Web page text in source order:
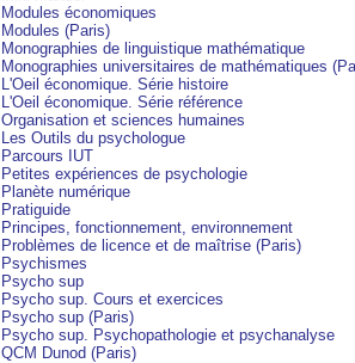
Modules économiques
Modules (Paris)
Monographies de linguistique mathématique
Monographies universitaires de mathématiques
L'Oeil économique. Série histoire
L'Oeil économique. Série référence
Organisation et sciences humaines
Les Outils du psychologue
Parcours IUT
Petites expériences de psychologie
Planète numérique
Pratiguide
Principes, fonctionnement, environnement
Problèmes de licence et de maîtrise (Paris)
Psychismes
Psycho sup
Psycho sup. Cours et exercices
Psycho sup (Paris)
Psycho sup. Psychopathologie et psychanalyse
QCM Dunod (Paris)